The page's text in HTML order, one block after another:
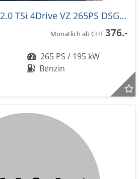
CUPRA Terramar 2.0 TSi 4Drive VZ 265PS DSG-Aut. -44%!
Monatlich ab CHF376.-
265 PS / 195 kW
Benzin